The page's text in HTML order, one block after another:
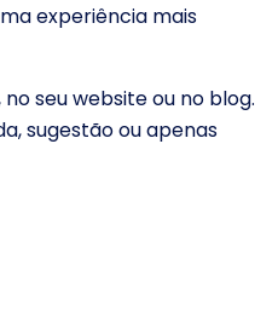
experiência mais
seu website ou no blog.
sugestão ou apenas